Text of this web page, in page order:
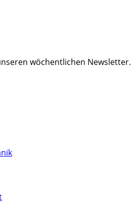
wöchentlichen Newsletter.